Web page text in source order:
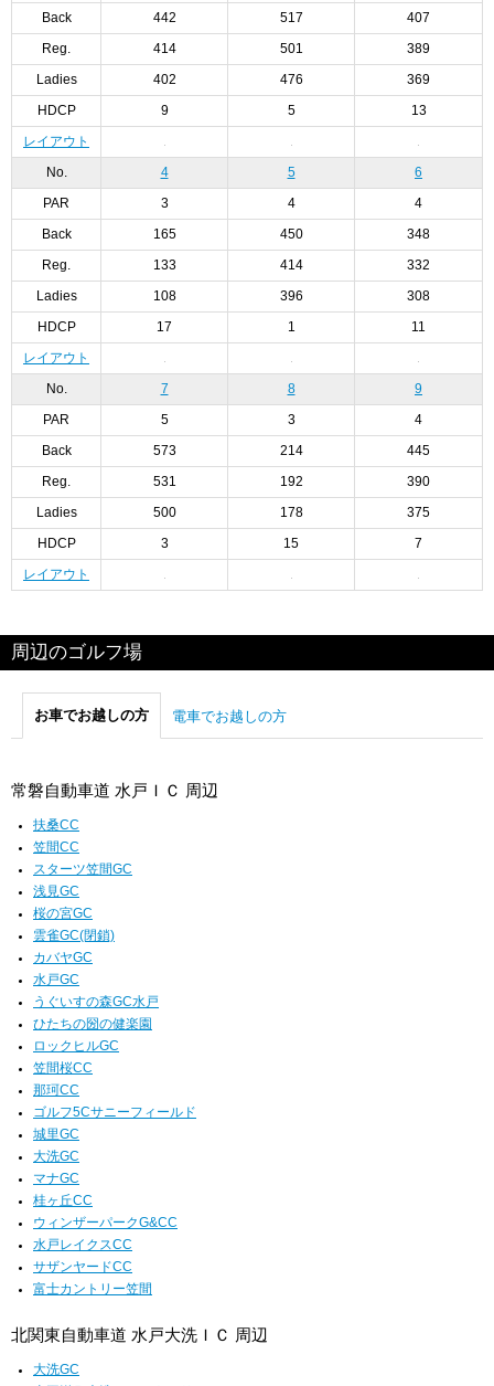
Back 442 517 407
Reg. 414 501 389
Ladies 402 476 369
HDCP 9 5 13
レイアウト
No. 4 5 6
PAR 3 4 4
Back 165 450 348
Reg. 133 414 332
Ladies 108 396 308
HDCP 17 1 11
レイアウト
No. 7 8 9
PAR 5 3 4
Back 573 214 445
Reg. 531 192 390
Ladies 500 178 375
HDCP 3 15 7
レイアウト
周辺のゴルフ場
お車でお越しの方 電車でお越しの方
常磐自動車道 水戸ＩＣ 周辺
扶桑CC
笠間CC
スターツ笠間GC
浅見GC
桜の宮GC
雲雀GC(閉鎖)
カバヤGC
水戸GC
うぐいすの森GC水戸
ひたちの圀の健楽園
ロックヒルGC
笠間桜CC
那珂CC
ゴルフ5Cサニーフィールド
城里GC
大洗GC
マナGC
桂ヶ丘CC
ウィンザーパークG&CC
水戸レイクスCC
サザンヤードCC
富士カントリー笠間
北関東自動車道 水戸大洗ＩＣ 周辺
大洗GC